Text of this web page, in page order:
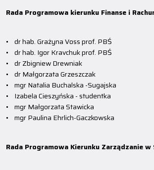
Rada Programowa kierunku Finanse i
• dr hab. Grażyna Voss prof. PBŚ
• dr hab. Igor Kravchuk prof. PBŚ
• dr Zbigniew Drewniak
• dr Małgorzata Grzeszczak
• mgr Natalia Buchalska -Sugajska
• Izabela Cieszyńska - studentka
• mgr Małgorzata Stawicka
• mgr Paulina Ehrlich-Gaczkowska
Rada Programowa Kierunku Zarządzanie w